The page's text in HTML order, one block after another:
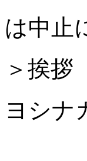
は中止
＞挨拶
ヨシナ